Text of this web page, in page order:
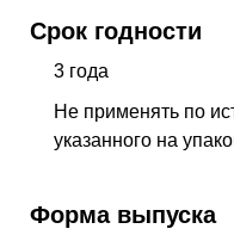
Срок годности
3 года
Не применять по
указанного на
Форма выпуска